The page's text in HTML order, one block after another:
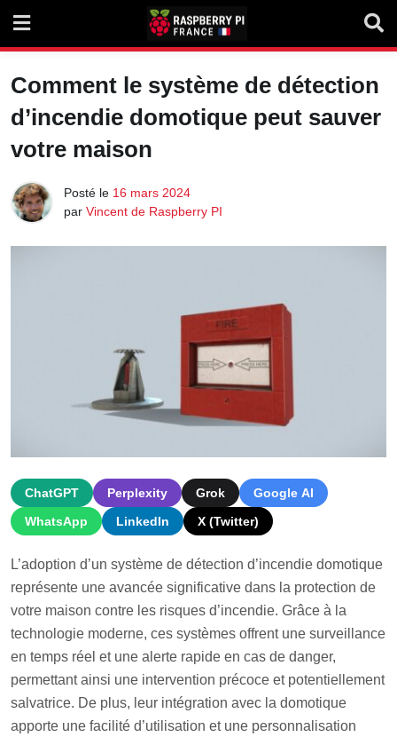
content
Comment le système de détection
d’incendie domotique peut sauver
votre maison
Posté le 16 mars 2024
par Vincent de Raspberry PI
ChatGPT Perplexity Grok
Google AI
WhatsApp
LinkedIn X (Twitter)
L’adoption d’un système de détection d’incendie domotique
représente une avancée significative dans la protection de
votre maison contre les risques d’incendie. Grâce à la
technologie moderne, ces systèmes offrent une surveillance
en temps réel et une alerte rapide en cas de danger,
permettant ainsi une intervention précoce et potentiellement
salvatrice. De plus, leur intégration avec la domotique
apporte une facilité d’utilisation et une personnalisation